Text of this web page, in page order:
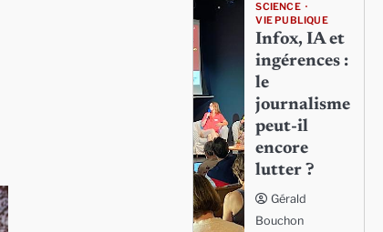
SCIENCE
VIE PUBLIQUE
Infox, IA et
ingérences :
le
journalisme
peut-il
encore
lutter ?
Gérald
Bouchon